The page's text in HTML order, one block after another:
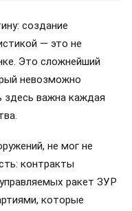
создание
— это не
Это сложнейший
невозможно
здесь важна каждая
не мог не
контракты
ракет ЗУР
которые